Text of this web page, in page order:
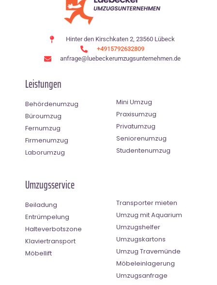
Hinter den Kirschkaten 2, 23560 Lübeck
+4915792632809
anfrage@luebeckerumzugsunternehmen.de
Leistungen
Behördenumzug
Büroumzug
Fernumzug
Firmenumzug
Laborumzug
Mini Umzug
Praxisumzug
Privatumzug
Seniorenumzug
Studentenumzug
Umzugsservice
Beiladung
Entrümpelung
Halteverbotszone
Klaviertransport
Möbellift
Transporter mieten
Umzug mit Aquarium
Umzugshelfer
Umzugskartons
Umzug Travemünde
Möbeleinlagerung
Umzugsanfrage